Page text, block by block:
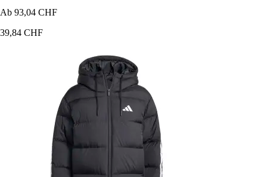
Ab 93,04 CHF
39,84 CHF